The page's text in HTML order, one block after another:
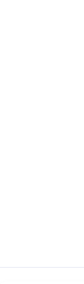
模型, 男生.
高音部分特别